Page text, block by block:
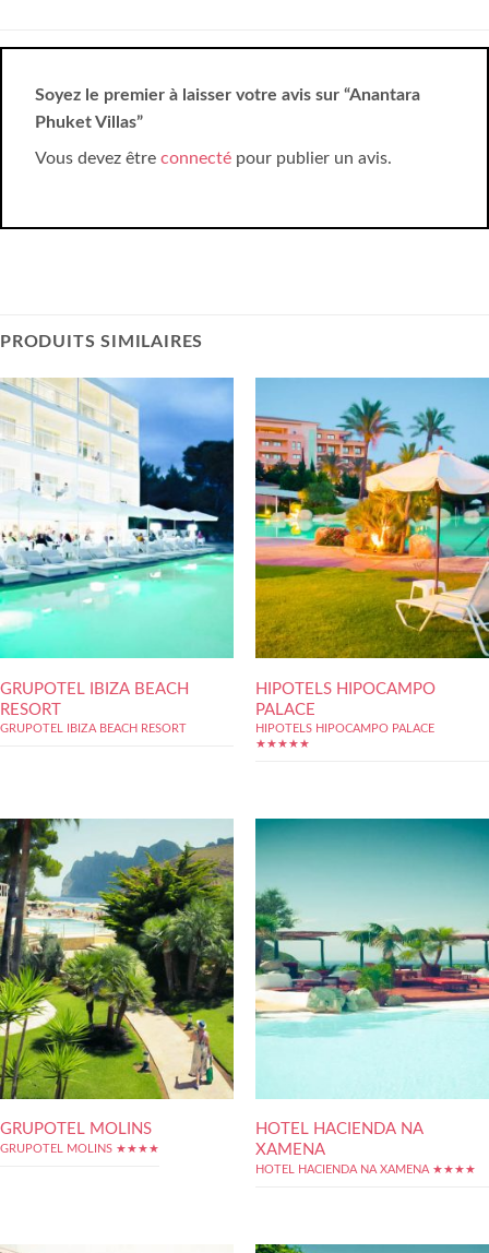
Soyez le premier à laisser votre avis sur “Anantara
Phuket Villas”
Vous devez être connecté pour publier un avis.
PRODUITS SIMILAIRES
GRUPOTEL IBIZA BEACH
RESORT
GRUPOTEL IBIZA BEACH RESORT
HIPOTELS HIPOCAMPO
PALACE
HIPOTELS HIPOCAMPO PALACE
★★★★★
GRUPOTEL MOLINS
GRUPOTEL MOLINS ★★★★
HOTEL HACIENDA NA
XAMENA
HOTEL HACIENDA NA XAMENA ★★★★